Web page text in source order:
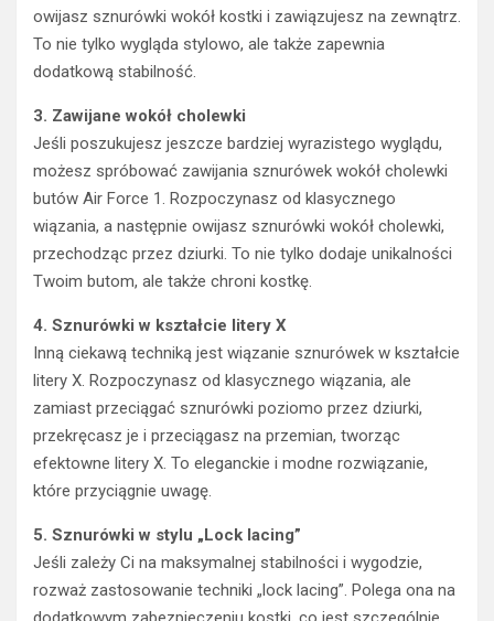
owijasz sznurówki wokół kostki i zawiązujesz na zewnątrz.
To nie tylko wygląda stylowo, ale także zapewnia
dodatkową stabilność.
3. Zawijane wokół cholewki
Jeśli poszukujesz jeszcze bardziej wyrazistego wyglądu,
możesz spróbować zawijania sznurówek wokół cholewki
butów Air Force 1. Rozpoczynasz od klasycznego
wiązania, a następnie owijasz sznurówki wokół cholewki,
przechodząc przez dziurki. To nie tylko dodaje unikalności
Twoim butom, ale także chroni kostkę.
4. Sznurówki w kształcie litery X
Inną ciekawą techniką jest wiązanie sznurówek w kształcie
litery X. Rozpoczynasz od klasycznego wiązania, ale
zamiast przeciągać sznurówki poziomo przez dziurki,
przekręcasz je i przeciągasz na przemian, tworząc
efektowne litery X. To eleganckie i modne rozwiązanie,
które przyciągnie uwagę.
5. Sznurówki w stylu „Lock lacing”
Jeśli zależy Ci na maksymalnej stabilności i wygodzie,
rozważ zastosowanie techniki „lock lacing”. Polega ona na